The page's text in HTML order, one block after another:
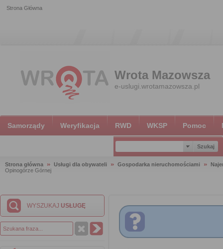
Strona Główna
Wrota Mazowsza
e-uslugi.wrotamazowsza.pl
Samorządy Weryfikacja RWD WKSP Pomoc
Strona główna Usługi dla obywateli Gospodarka nieruchomościami
Opinogórze Górnej
WYSZUKAJ USŁUGĘ